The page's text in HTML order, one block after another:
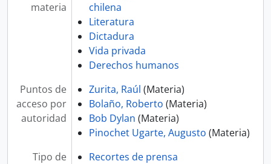
materia
chilena
Literatura
Dictadura
Vida privada
Derechos humanos
Puntos de
acceso por
autoridad
Zurita, Raúl (Materia)
Bolaño, Roberto (Materia)
Bob Dylan (Materia)
Pinochet Ugarte, Augusto (Materia)
Tipo de
Recortes de prensa